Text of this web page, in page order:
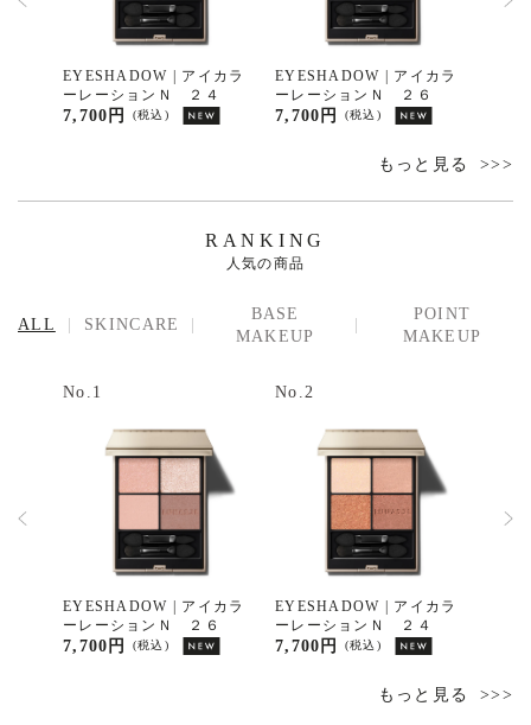
EYESHADOW | アイカラ
ーレーションＮ ２４
(税込)
7,700円
EYESHADOW | アイカラ
ーレーションＮ ２６
(税込)
7,700円
もっと見る
RANKING
人気の商品
ALL SKINCARE
BASE
MAKEUP
POINT
MAKEUP
No.1
EYESHADOW | アイカラ
ーレーションＮ ２６
(税込)
7,700円
No.2
EYESHADOW | アイカラ
ーレーションＮ ２４
(税込)
7,700円
もっと見る